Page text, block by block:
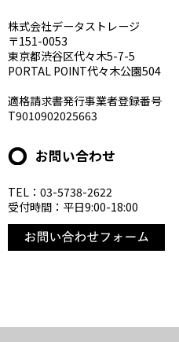
株式会社データストレージ
〒151-0053
東京都渋谷区代々木5-7-5
PORTAL POINT代々木公園504
適格請求書発行事業者登録番号
T9010902025663
お問い合わせ
TEL：03-5738-2622
受付時間：平日9:00-18:00